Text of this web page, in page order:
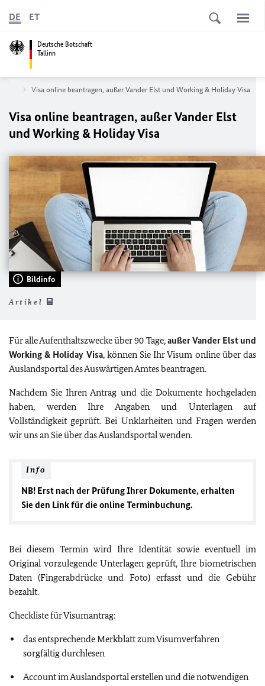
Deutsche Botschaft
Tallinn
DE ET
Visa online beantragen, außer Vander Elst und Working & Holiday Visa
Visa online beantragen, außer Vander Elst
und Working & Holiday Visa
Bildinfo
Artikel
Für alle Aufenthaltszwecke über 90 Tage,außer Vander Elst und
Working & Holiday Visa, können Sie Ihr Visum online über das
Auslandsportal des Auswärtigen Amtes beantragen.
Nachdem Sie Ihren Antrag und die Dokumente hochgeladen
haben, werden Ihre Angaben und Unterlagen auf
Vollständigkeit geprüft. Bei Unklarheiten und Fragen werden
wir uns an Sie über das Auslandsportal wenden.
Info
NB! Erst nach der Prüfung Ihrer Dokumente, erhalten
Sie den Link für die online Terminbuchung.
Bei diesem Termin wird Ihre Identität sowie eventuell im
Original vorzulegende Unterlagen geprüft, Ihre biometrischen
Daten (Fingerabdrücke und Foto) erfasst und die Gebühr
bezahlt.
Checkliste für Visumantrag:
das entsprechende Merkblatt zum Visumverfahren
sorgfältig durchlesen
Account im Auslandsportal erstellen und die notwendigen